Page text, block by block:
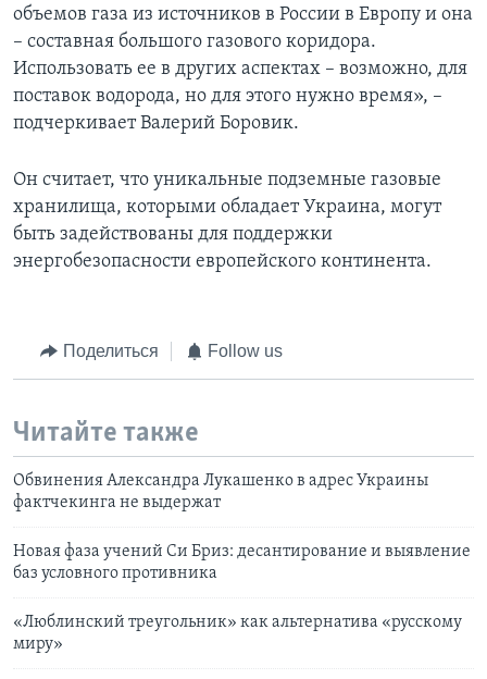
объемов газа из источников в России в Европу и она
– составная большого газового коридора.
Использовать ее в других аспектах – возможно, для
поставок водорода, но для этого нужно время», –
подчеркивает Валерий Боровик.
Он считает, что уникальные подземные газовые
хранилища, которыми обладает Украина, могут
быть задействованы для поддержки
энергобезопасности европейского континента.
Поделиться Follow us
Читайте также
Обвинения Александра Лукашенко в адрес Украины
фактчекинга не выдержат
Новая фаза учений Си Бриз: десантирование и выявление
баз условного противника
«Люблинский треугольник» как альтернатива «русскому
миру»